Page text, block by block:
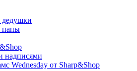
дедушки
папы
надписями
Wednesday от Sharp&Shop